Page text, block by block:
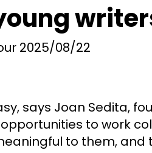
2025/08/22
says Joan Sedita,
to work
to them,